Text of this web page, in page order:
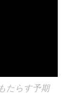
たらす予期